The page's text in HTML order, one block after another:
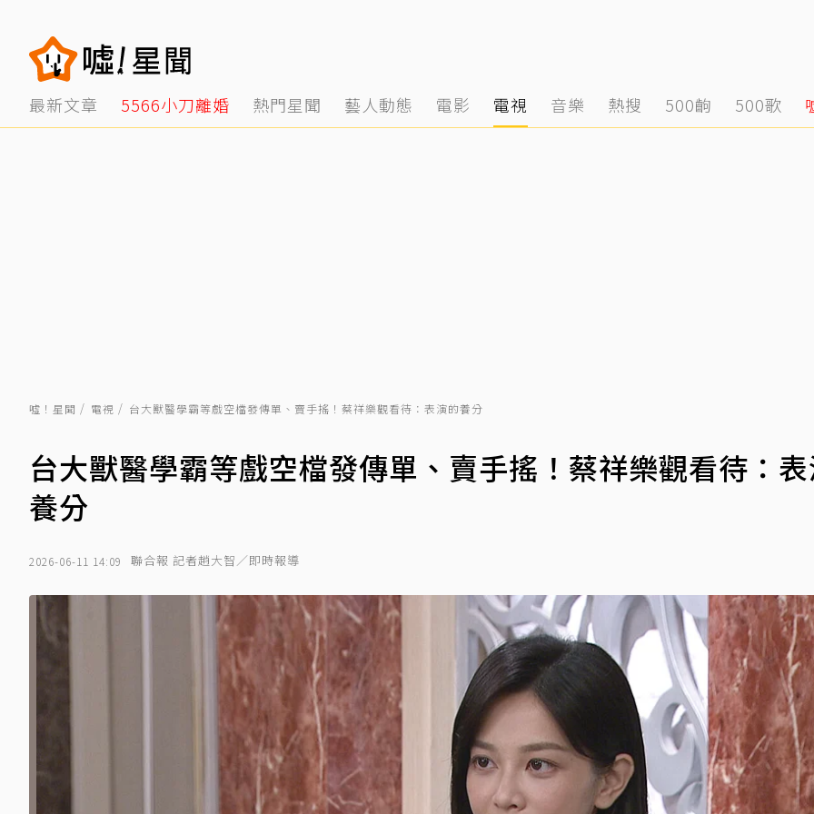
最新文章 5566小刀離婚 熱門星聞 藝人動態 電影 電視 音樂 熱搜 500齣 500歌
噓！星聞 電視 台大獸醫學霸等戲空檔發傳單、賣手搖！蔡祥樂觀看待：表演的養分
台大獸醫學霸等戲空檔發傳單、賣手搖！蔡祥樂觀看待：
養分
2026-06-11 14:09 聯合報 記者趙大智／即時報導